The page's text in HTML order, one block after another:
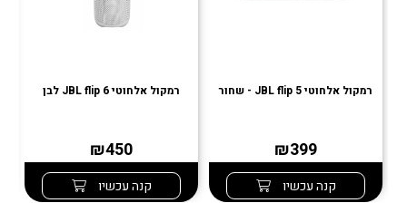
רמקול אלחוטי JBL flip 5 - שחור
₪399
קנה עכשיו
רמקול אלחוטי JBL flip 6 לבן
₪450
קנה עכשיו